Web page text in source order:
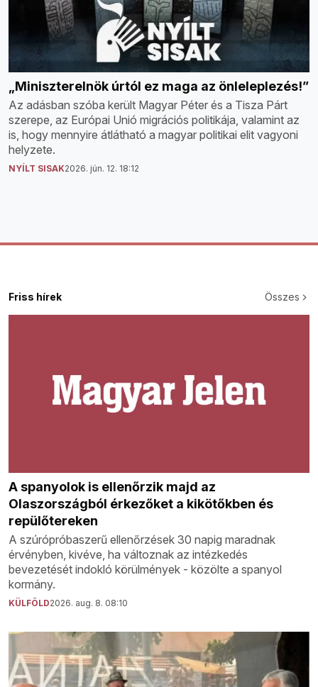
„Miniszterelnök úrtól ez maga az önleleplezés!”
Az adásban szóba került Magyar Péter és a Tisza Párt
szerepe, az Európai Unió migrációs politikája, valamint az
is, hogy mennyire átlátható a magyar politikai elit vagyoni
helyzete.
NYÍLT SISAK2026. jún. 12. 18:12
Friss hírek Összes
A spanyolok is ellenőrzik majd az
Olaszországból érkezőket a kikötőkben és
repülőtereken
A szúrópróbaszerű ellenőrzések 30 napig maradnak
érvényben, kivéve, ha változnak az intézkedés
bevezetését indokló körülmények - közölte a spanyol
kormány.
KÜLFÖLD2026. aug. 8. 08:10